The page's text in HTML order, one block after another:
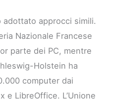
approcci simili.
Nazionale Francese
parte dei PC, mentre
Holstein ha
computer dai
e LibreOffice. L’Unione